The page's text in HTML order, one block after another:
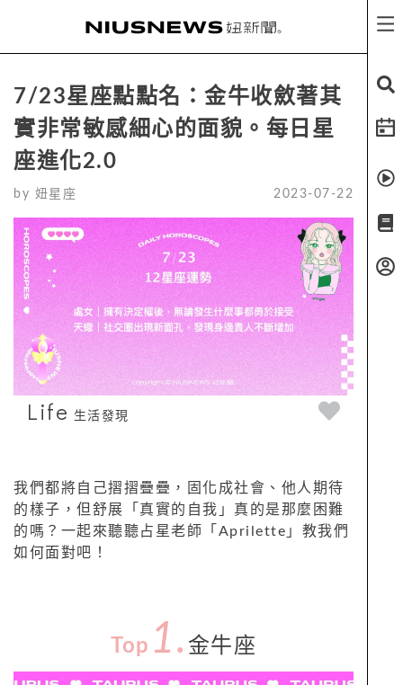
7/23星座點點名：金牛收斂著其
實非常敏感細心的面貌。每日星
座進化2.0
by 妞星座 2023-07-22
Life 生活發現
我們都將自己摺摺疊疊，固化成社會、他人期待
的樣子，但舒展「真實的自我」真的是那麼困難
的嗎？一起來聽聽占星老師「Aprilette」教我們
如何面對吧！
Top 1. 金牛座